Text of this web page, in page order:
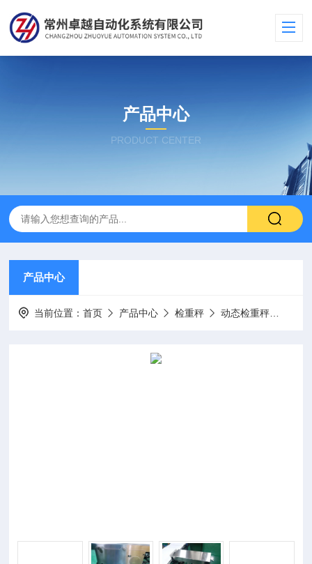
产品中心
PRODUCT CENTER
产品中心
当前位置：首页 产品中心 检重秤 动态检重秤